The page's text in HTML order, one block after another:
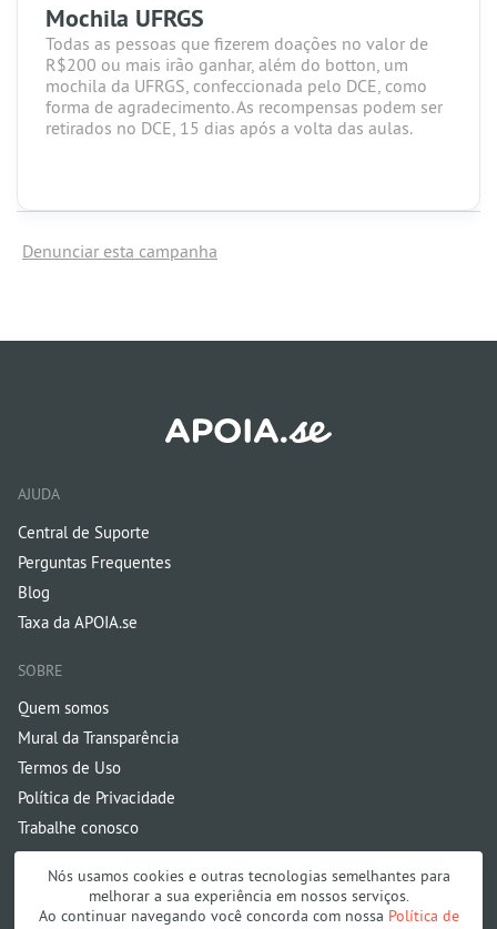
Nós usamos cookies e outras tecnologias semelhantes para
melhorar a sua experiência em nossos serviços.
Ao continuar navegando você concorda com nossa Política de
Mochila UFRGS
Todas as pessoas que fizerem doações no valor de
R$200 ou mais irão ganhar, além do botton, um
mochila da UFRGS, confeccionada pelo DCE, como
forma de agradecimento. As recompensas podem ser
retirados no DCE, 15 dias após a volta das aulas.
Denunciar esta campanha
AJUDA
Central de Suporte
Perguntas Frequentes
Blog
Taxa da APOIA.se
SOBRE
Quem somos
Mural da Transparência
Termos de Uso
Política de Privacidade
Trabalhe conosco